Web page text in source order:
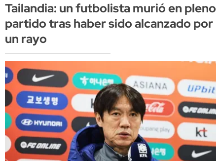
Tailandia: un futbolista murió en pleno
partido tras haber sido alcanzado por
un rayo